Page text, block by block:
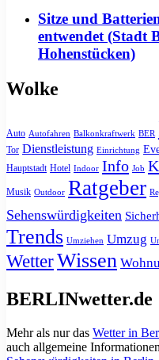
Sitze und
entwendet (Stadt
Hohenstücken)
Wolke
Auto Autofahren Balkonkraftwerk BER
Tor Dienstleistung Einrichtung
Hauptstadt Hotel Indoor Info Job
Musik Outdoor Ratgeber
Sehenswürdigkeiten
Trends Umziehen Umzug
WetterWissen
BERLINwetter.de
Mehr als nur das Wetter in
auch allgemeine